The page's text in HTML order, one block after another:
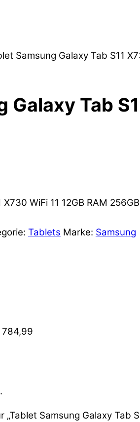
Samsung Galaxy Tab S11
Galaxy Tab
WiFi 11 12GB RAM
Tablets Marke: Samsung
784,99
Samsung Galaxy Tab